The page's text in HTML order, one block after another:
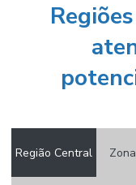
Sistemas de
Solução padrão de
Solução padrão de
Região Central